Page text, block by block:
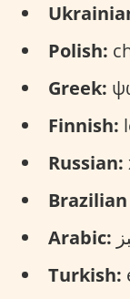
Polish:
Greek:
Finnish:
Russian:
Arabic:
Turkish: